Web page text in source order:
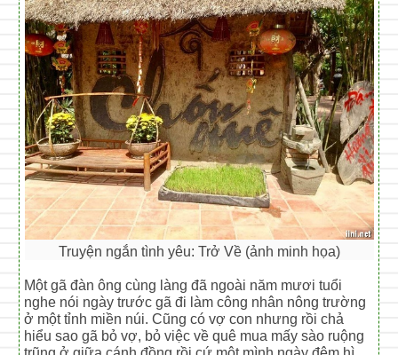
Truyện ngắn tình yêu: Trở Về (ảnh minh họa)
Một gã đàn ông cùng làng đã ngoài năm mươi tuổi
nghe nói ngày trước gã đi làm công nhân nông trường
ở một tỉnh miền núi. Cũng có vợ con nhưng rồi chả
hiểu sao gã bỏ vợ, bỏ việc về quê mua mấy sào ruộng